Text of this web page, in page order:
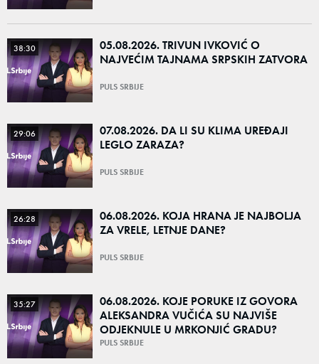
38:30
05.08.2026. TRIVUN IVKOVIĆ O
NAJVEĆIM TAJNAMA SRPSKIH ZATVORA
PULS SRBIJE
29:06
07.08.2026. DA LI SU KLIMA UREĐAJI
LEGLO ZARAZA?
PULS SRBIJE
26:28
06.08.2026. KOJA HRANA JE NAJBOLJA
ZA VRELE, LETNJE DANE?
PULS SRBIJE
35:27
06.08.2026. KOJE PORUKE IZ GOVORA
ALEKSANDRA VUČIĆA SU NAJVIŠE
ODJEKNULE U MRKONJIĆ GRADU?
PULS SRBIJE